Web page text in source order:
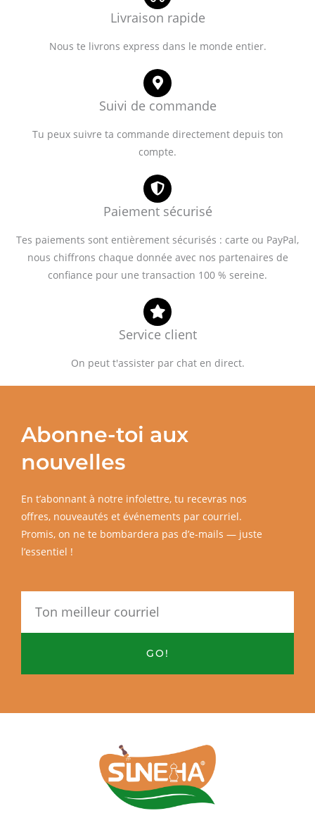
Livraison rapide
Nous te livrons express dans le monde entier.
Suivi de commande
Tu peux suivre ta commande directement depuis ton
compte.
Paiement sécurisé
Tes paiements sont entièrement sécurisés : carte ou PayPal,
nous chiffrons chaque donnée avec nos partenaires de
confiance pour une transaction 100 % sereine.
Service client
On peut t'assister par chat en direct.
Abonne-toi aux
nouvelles
En t’abonnant à notre infolettre, tu recevras nos
offres, nouveautés et événements par courriel.
Promis, on ne te bombardera pas d’e-mails — juste
l’essentiel !
GO!